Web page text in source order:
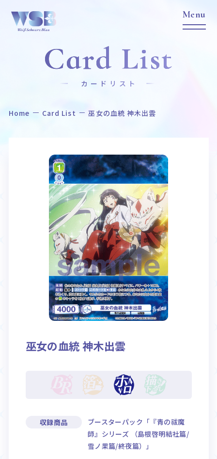
Home News
作品タイトル 商品情報
Event
イベント
Card List
カードリスト
Rule / Q&A
ルール/Q&A
Deck Recipe
デッキレシピ
Card List
カードリスト
Home Card List 巫女の血統 神木出雲
巫女の血統 神木出雲
収録商品
ブースターパック「『青の祓魔
師』シリーズ （島根啓明結社篇/
雪ノ果篇/終夜篇）」